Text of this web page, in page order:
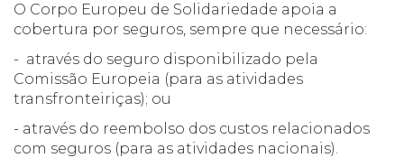
O Corpo Europeu de Solidariedade apoia a
cobertura por seguros, sempre que necessário:
- através do seguro disponibilizado pela
Comissão Europeia (para as atividades
transfronteiriças); ou
- através do reembolso dos custos relacionados
com seguros (para as atividades nacionais).